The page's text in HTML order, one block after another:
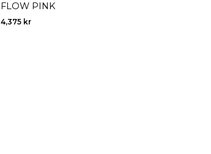
FLOW PINK
4,375 kr